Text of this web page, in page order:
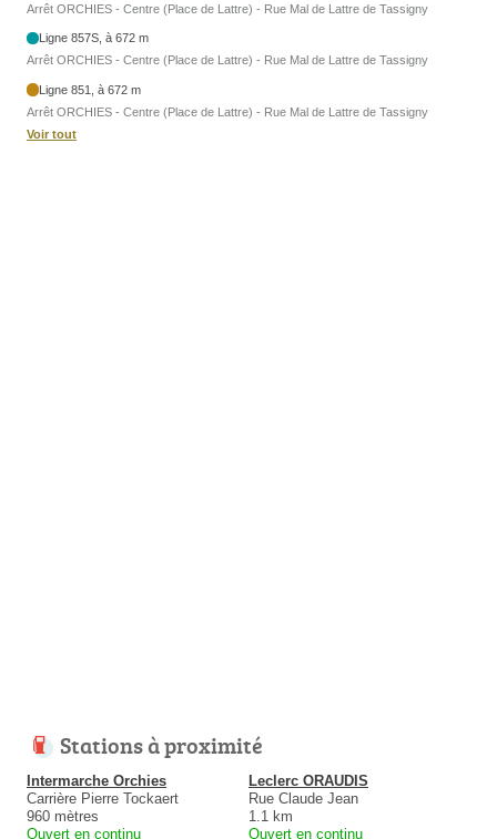
Arrêt ORCHIES - Centre (Place de Lattre) - Rue Mal de Lattre de Tassigny
Ligne 857S, à 672 m
Arrêt ORCHIES - Centre (Place de Lattre) - Rue Mal de Lattre de Tassigny
Ligne 851, à 672 m
Arrêt ORCHIES - Centre (Place de Lattre) - Rue Mal de Lattre de Tassigny
Voir tout
Stations à proximité
Intermarche Orchies
Carrière Pierre Tockaert
960 mètres
Ouvert en continu
Leclerc ORAUDIS
Rue Claude Jean
1.1 km
Ouvert en continu